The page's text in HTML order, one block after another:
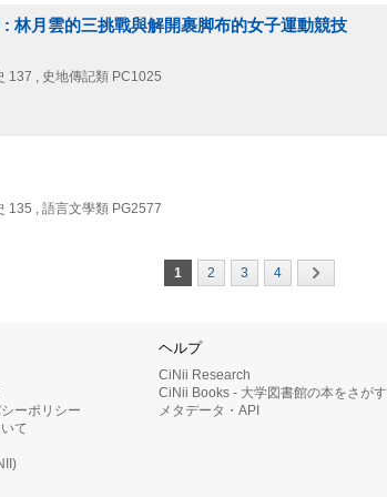
林月雲的三挑戰與解開裹脚布的女子運動競技
137 , 史地傳記類 PC1025
135 , 語言文學類 PG2577
1 2 3 4
ーポリシー
て
ヘルプ
CiNii Research
CiNii Books - 大学図書館の本をさがす
メタデータ・API